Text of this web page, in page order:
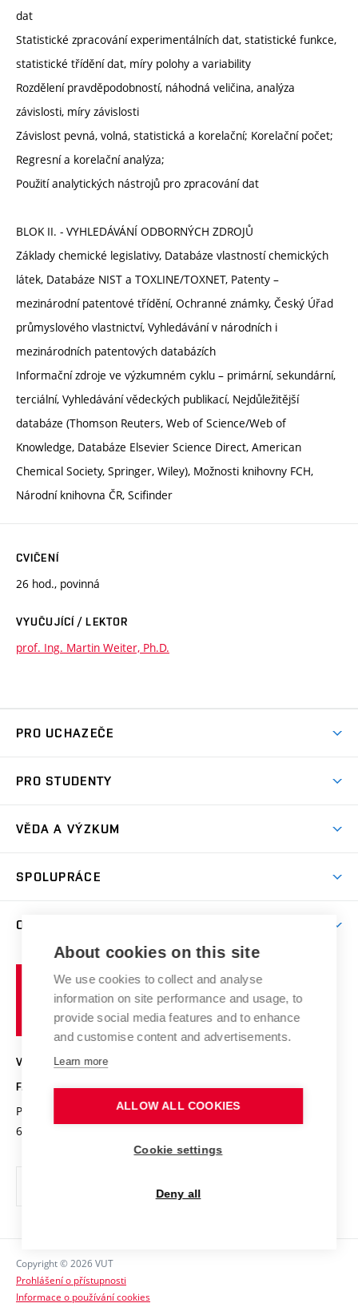
dat
Statistické zpracování experimentálních dat, statistické funkce,
statistické třídění dat, míry polohy a variability
Rozdělení pravděpodobností, náhodná veličina, analýza
závislosti, míry závislosti
Závislost pevná, volná, statistická a korelační; Korelační počet;
Regresní a korelační analýza;
Použití analytických nástrojů pro zpracování dat
BLOK II. - VYHLEDÁVÁNÍ ODBORNÝCH ZDROJŮ
Základy chemické legislativy, Databáze vlastností chemických
látek, Databáze NIST a TOXLINE/TOXNET, Patenty –
mezinárodní patentové třídění, Ochranné známky, Český Úřad
průmyslového vlastnictví, Vyhledávání v národních i
mezinárodních patentových databázích
Informační zdroje ve výzkumném cyklu – primární, sekundární,
terciální, Vyhledávání vědeckých publikací, Nejdůležitější
databáze (Thomson Reuters, Web of Science/Web of
Knowledge, Databáze Elsevier Science Direct, American
Chemical Society, Springer, Wiley), Možnosti knihovny FCH,
Národní knihovna ČR, Scifinder
CVIČENÍ
26 hod., povinná
VYUČUJÍCÍ / LEKTOR
prof. Ing. Martin Weiter, Ph.D.
PRO UCHAZEČE
Jak se dostat na FCH
Den otevřených dveří
PRO STUDENTY
Studijní programy
Pro prváky
Knihovna
Studium a stáže v zahraničí
Pracovní nabídky
Den chemie
Chemici z VUT
Stipendia
Studijní předpisy
VĚDA A VÝZKUM
Výzkumné skupiny
Výsledky VaV
Projekty
Úspěchy a ocenění
Konference a soutěže
Kvalifikační řízení
SPOLUPRÁCE
Fórum Chemistry and Life
Střední školy a FCH
Popularizace vědy
O FAKULTĚ
Organizační struktura
Historie fakulty
Kalendář akcí
Fotogalerie
Absolventi
Reklamní předměty
Fakultní časopis
Ochrana osobních údajů
Kontakty
Vysoké
učení
technické
v
VYSOKÉ UČENÍ TECHNICKÉ V BRNĚ
FAKULTA CHEMICKÁ
Purkyňova 464/118
612 00 Brno
www.fch.vut.cz
Copyright © 2026 VUT
Prohlášení o přístupnosti
Informace o používání cookies
About cookies on this site
We use cookies to collect and analyse
information on site performance and usage, to
provide social media features and to enhance
and customise content and advertisements.
Learn more
ALLOW ALL COOKIES
Cookie settings
Deny all